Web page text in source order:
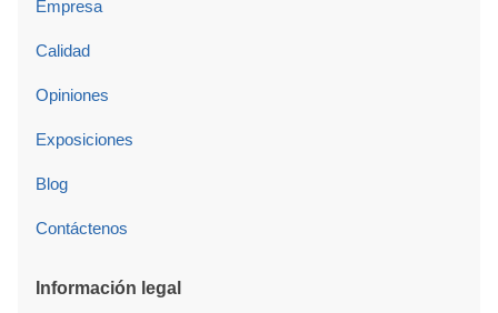
Empresa
Calidad
Opiniones
Exposiciones
Blog
Contáctenos
Información legal